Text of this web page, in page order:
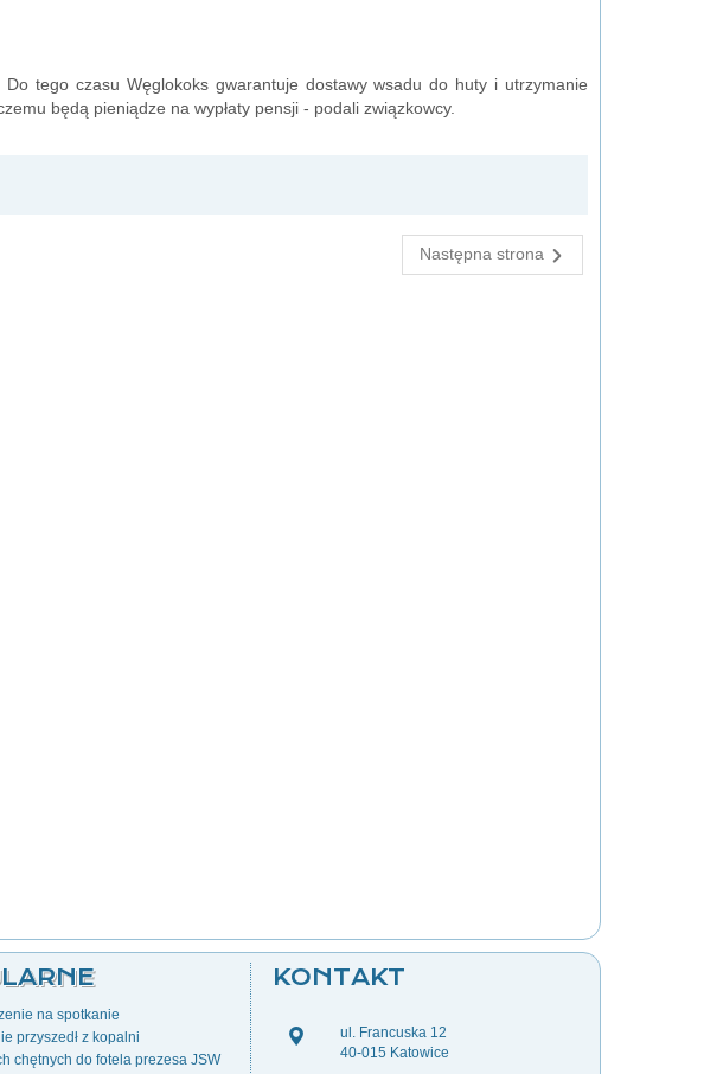
tego czasu Węglokoks gwarantuje dostawy wsadu do huty i utrzymanie
będą pieniądze na wypłaty pensji - podali związkowcy.
Następna strona
na spotkanie
przyszedł z kopalni
chętnych do fotela prezesa JSW
KONTAKT
ul. Francuska 12
40-015 Katowice